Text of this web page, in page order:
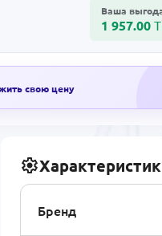
Ваша
1 957.00
свою цену
Бренд